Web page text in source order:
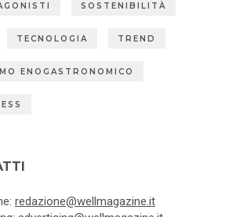
SOSTENIBILITÀ
TECNOLOGIA TREND
ENOGASTRONOMICO
redazione@wellmagazine.it